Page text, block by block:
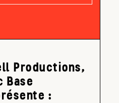
Productions,
Base
: